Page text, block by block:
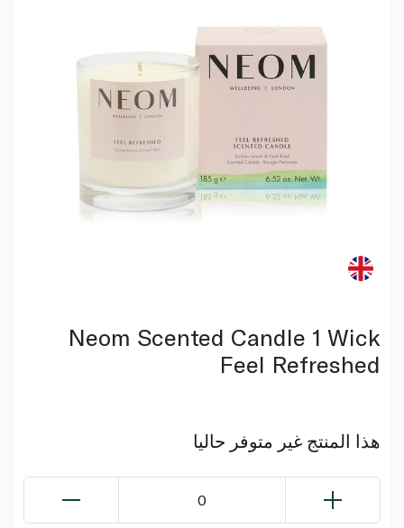
Neom Scented Candle 1 Wick
Feel Refreshed
هذا المنتج غير متوفر حاليا
0